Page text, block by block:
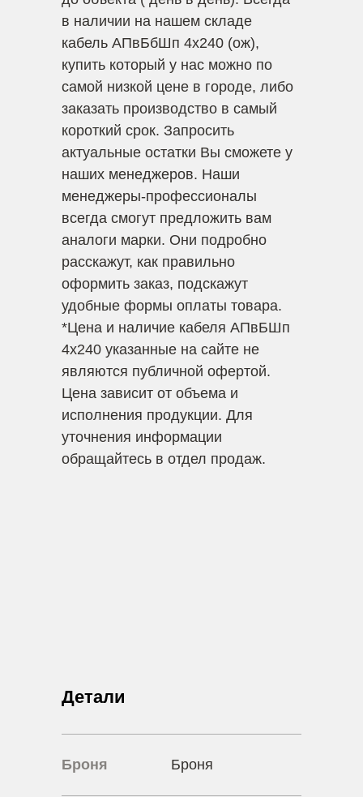
в наличии на нашем складе
кабель АПвБбШп 4х240 (ож),
купить который у нас можно по
самой низкой цене в городе, либо
заказать производство в самый
короткий срок. Запросить
актуальные остатки Вы сможете у
наших менеджеров. Наши
менеджеры-профессионалы
всегда смогут предложить вам
аналоги марки. Они подробно
расскажут, как правильно
оформить заказ, подскажут
удобные формы оплаты товара.
*Цена и наличие кабеля АПвБШп
4х240 указанные на сайте не
являются публичной офертой.
Цена зависит от объема и
исполнения продукции. Для
уточнения информации
обращайтесь в отдел продаж.
Детали
Броня Броня